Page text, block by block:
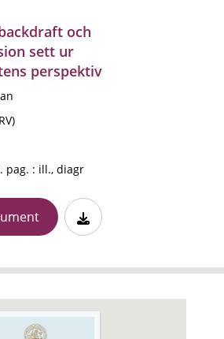
och
sett ur
perspektiv
pag. : ill., diagr